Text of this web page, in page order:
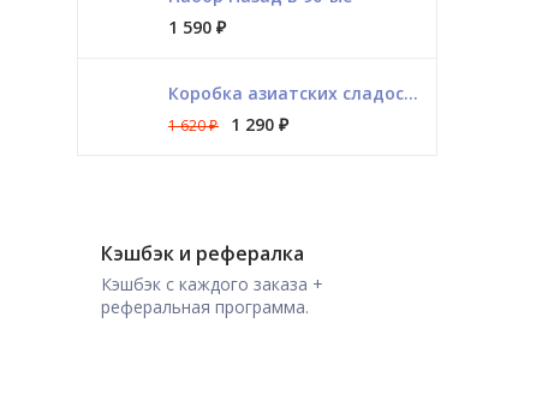
1 590 ₽
Коробка азиатских сладостей
1 620₽ 1 290 ₽
Кэшбэк и рефералка
Кэшбэк с каждого заказа +
реферальная программа.